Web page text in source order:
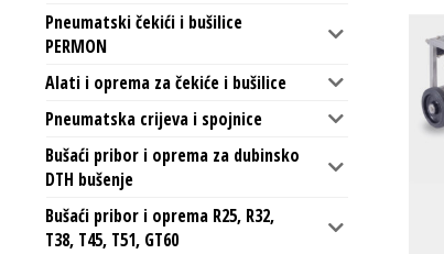
Pneumatski čekići i bušilice
PERMON
Alati i oprema za čekiće i bušilice
Pneumatska crijeva i spojnice
Bušaći pribor i oprema za dubinsko
DTH bušenje
Bušaći pribor i oprema R25, R32,
T38, T45, T51, GT60